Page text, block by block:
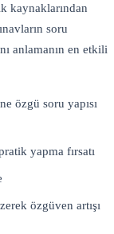
kaynaklarından
soru
anlamanın en etkili
özgü soru yapısı
yapma fırsatı
özgüven artışı